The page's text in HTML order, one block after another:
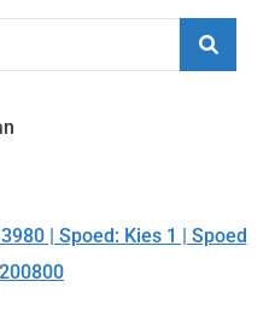
| Spoed: Kies 1 | Spoed